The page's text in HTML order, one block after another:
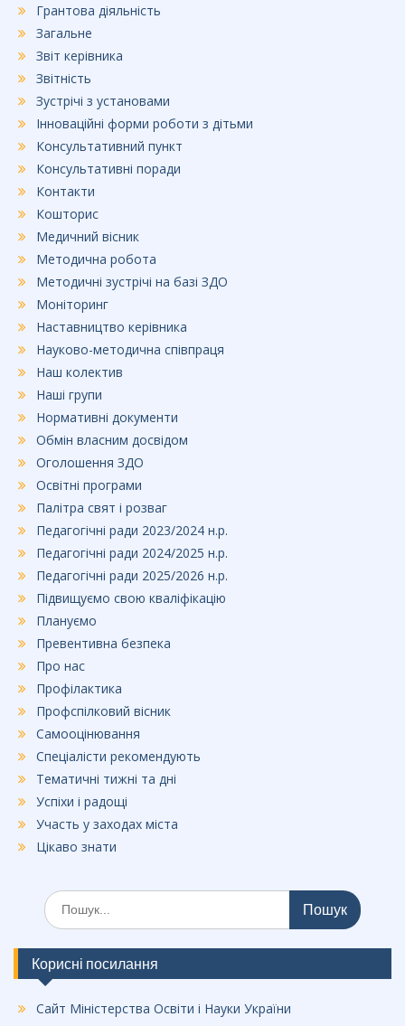
Грантова діяльність
Загальне
Звіт керівника
Звітність
Зустрічі з установами
Інноваційні форми роботи з дітьми
Консультативний пункт
Консультативні поради
Контакти
Кошторис
Медичний вісник
Методична робота
Методичні зустрічі на базі ЗДО
Моніторинг
Наставництво керівника
Науково-методична співпраця
Наш колектив
Наші групи
Нормативні документи
Обмін власним досвідом
Оголошення ЗДО
Освітні програми
Палітра свят і розваг
Педагогічні ради 2023/2024 н.р.
Педагогічні ради 2024/2025 н.р.
Педагогічні ради 2025/2026 н.р.
Підвищуємо свою кваліфікацію
Плануємо
Превентивна безпека
Про нас
Профілактика
Профспілковий вісник
Самооцінювання
Спеціалісти рекомендують
Тематичні тижні та дні
Успіхи і радощі
Участь у заходах міста
Цікаво знати
Шукати:
Корисні посилання
Сайт Міністерства Освіти і Науки України